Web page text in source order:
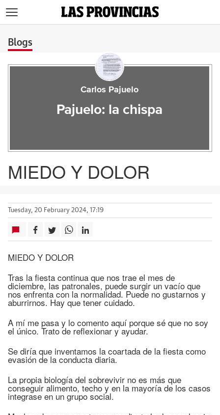
Blogs
Carlos Pajuelo
Pajuelo: la chispa
MIEDO Y DOLOR
Tuesday, 20 February 2024, 17:19
MIEDO Y DOLOR
Tras la fiesta continua que nos trae el mes de
diciembre, las patronales, puede surgir un vacío que
nos enfrenta con la normalidad. Puede no gustarnos y
aburrirnos. Hay que tener cuidado.
A mí me pasa y lo comento aquí porque sé que no soy
el único. Trato de reflexionar y ayudar.
Se diría que inventamos la coartada de la fiesta como
evasión de la conducta diaria.
La propia biología del sobrevivir no es más que
conseguir alimento, techo y en la mayoría de los casos
integrase en un grupo social.